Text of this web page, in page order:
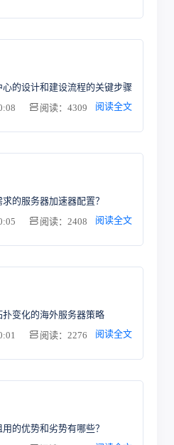
的设计和建设流程的关键步骤
阅读：4309 阅读全文
的服务器加速器配置？
阅读：2408 阅读全文
变化的海外服务器策略
阅读：2276 阅读全文
的优势和劣势有哪些？